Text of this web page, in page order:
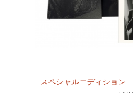
スペシャルエディション